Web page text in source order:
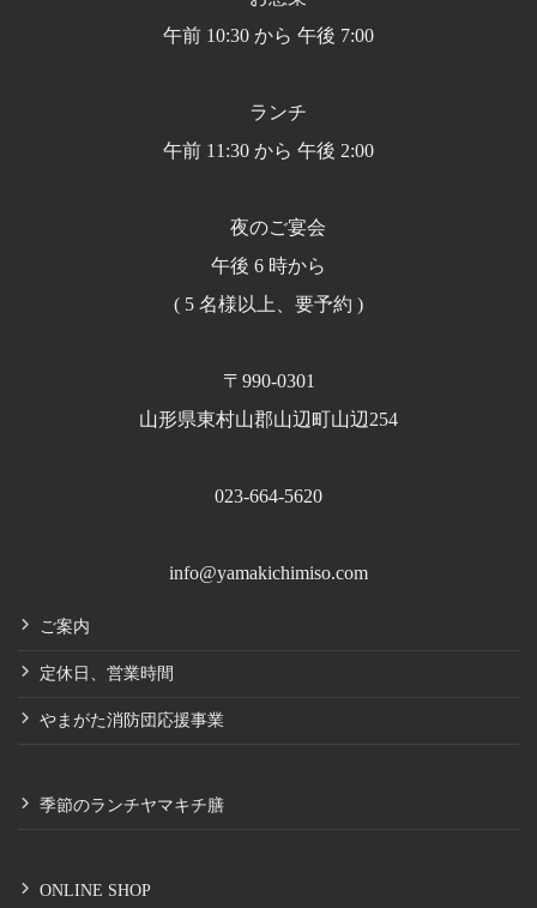
午前 10:30 から 午後 7:00
ランチ
午前 11:30 から 午後 2:00
夜のご宴会
午後 6 時から
( 5 名様以上、要予約 )
〒990-0301
山形県東村山郡山辺町山辺254
023-664-5620
info@yamakichimiso.com
ご案内
定休日、営業時間
やまがた消防団応援事業
季節のランチヤマキチ膳
ONLINE SHOP